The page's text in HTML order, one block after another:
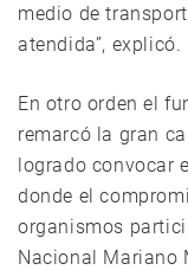
medio de
atendida”, explicó.
En otro orden el
remarcó la gran
logrado convocar
donde el
organismos
Nacional Mariano